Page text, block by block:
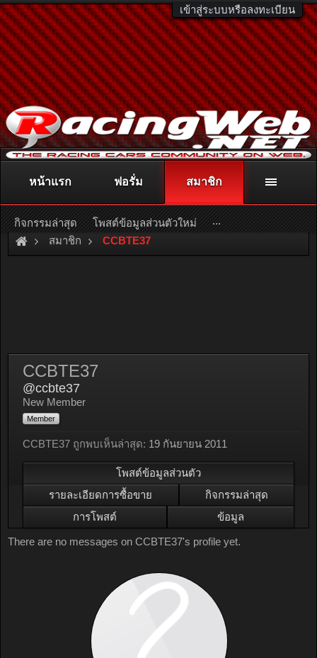
เข้าสู่ระบบหรือลงทะเบียน
ติดต่อลงโฆษณา racingweb@gmail.comหรือโทร. 081-811-1138
หรืออ่านรายละเอียดเพิ่มเติม คลิกที่นี่
สมาชิก CCBTE37
CCBTE37
@ccbte37
New Member
Member
CCBTE37 ถูกพบเห็นล่าสุด: 19 กันยายน 2011
โพสต์ข้อมูลส่วนตัว
รายละเอียดการซื้อขาย
กิจกรรมล่าสุด
การโพสต์
ข้อมูล
There are no messages on CCBTE37's profile yet.
หน้าแรก ฟอรั่ม สมาชิก
กิจกรรมล่าสุด โพสต์ข้อมูลส่วนตัวใหม่ ...